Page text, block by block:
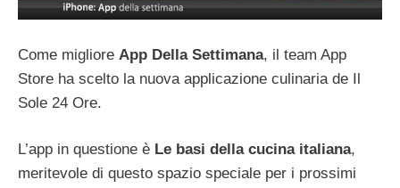
Come migliore App Della Settimana, il team App
Store ha scelto la nuova applicazione culinaria de Il
Sole 24 Ore.
L’app in questione è Le basi della cucina italiana,
meritevole di questo spazio speciale per i prossimi